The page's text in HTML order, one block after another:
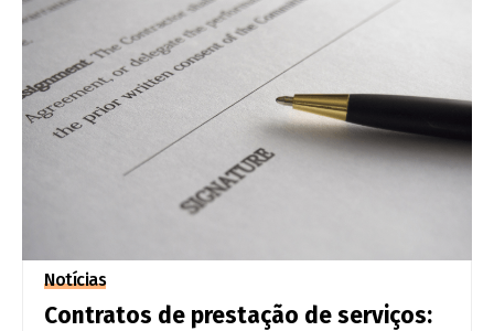
Notícias
Contratos de prestação de serviços: